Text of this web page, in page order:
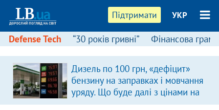
Підтримати УКР
Defense Tech “30 років гривні” Фінансова
Дизель по 100 грн, «дефіцит»
бензину на заправках і мовчання
уряду. Що буде далі з цінами на
пальне?